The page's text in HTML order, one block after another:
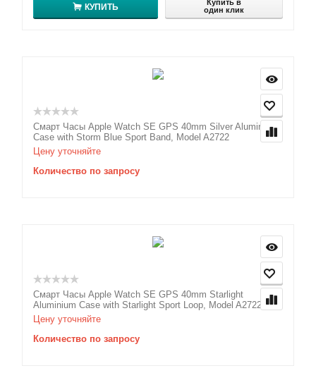
КУПИТЬ
Купить в
один клик
Смарт Часы Apple Watch SE GPS 40mm Silver Aluminium
Case with Storm Blue Sport Band, Model A2722
Цену уточняйте
Количество по запросу
Смарт Часы Apple Watch SE GPS 40mm Starlight
Aluminium Case with Starlight Sport Loop, Model A2722
Цену уточняйте
Количество по запросу